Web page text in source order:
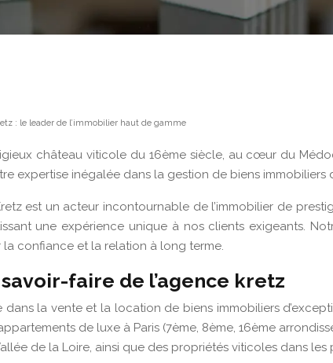
: le leader de l’immobilier haut de gamme
château viticole du 16ème siècle, au cœur du
expertise inégalée dans la gestion de biens immobiliers
est un acteur incontournable de l’immobilier de
une expérience unique à nos clients exigeants.
confiance et la relation à long terme.
faire de l’agence kretz
dans la vente et la location de biens immobiliers
de luxe à Paris (7ème, 8ème, 16ème
de la Loire, ainsi que des propriétés viticoles dans